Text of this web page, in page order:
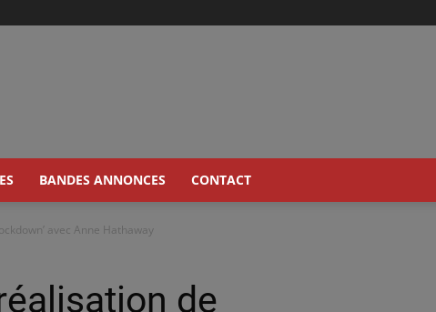
BANDES ANNONCES CONTACT
avec Anne Hathaway
de